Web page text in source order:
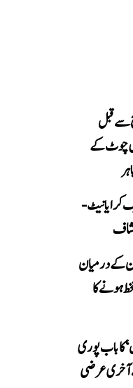
سے قبل
میں چوٹ کے
کرایا نیٹ-
کے درمیان
ہونے کا
کا باب پوری
آخری عرضی